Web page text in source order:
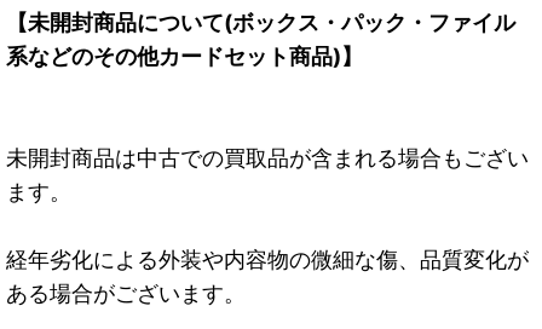
【未開封商品について(ボックス・パック・ファイル
系などのその他カードセット商品)】
未開封商品は中古での買取品が含まれる場合もござい
ます。
経年劣化による外装や内容物の微細な傷、品質変化が
ある場合がございます。